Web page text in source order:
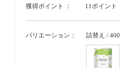
獲得ポイント ：
11ポイント
バリエーション： 詰替え /